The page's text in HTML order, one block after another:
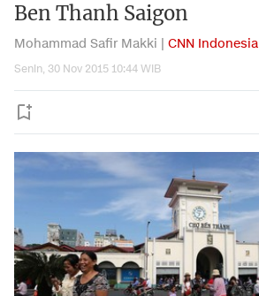
Ben Thanh Saigon
Mohammad Safir Makki | CNN Indonesia
Senin, 30 Nov 2015 10:44 WIB